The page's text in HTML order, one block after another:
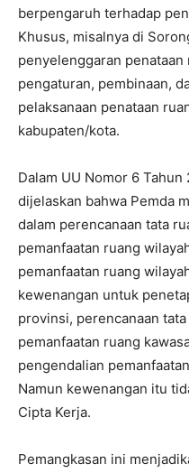
berpengaruh terhadap
Khusus, misalnya di
penyelenggaran
pengaturan, pembinaan,
pelaksanaan penataan
kabupaten/kota.
Dalam UU Nomor 6
dijelaskan bahwa Pemda
dalam perencanaan tata
pemanfaatan ruang
pemanfaatan ruang
kewenangan untuk
provinsi, perencanaan
pemanfaatan ruang
pengendalian
Namun kewenangan itu
Cipta Kerja.
Pemangkasan ini